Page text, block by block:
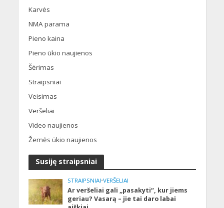
Karvės
NMA parama
Pieno kaina
Pieno ūkio naujienos
Šėrimas
Straipsniai
Veisimas
Veršeliai
Video naujienos
Žemės ūkio naujienos
Susiję straipsniai
STRAIPSNIAI•VERŠELIAI
Ar veršeliai gali „pasakyti“, kur jiems
geriau? Vasarą – jie tai daro labai